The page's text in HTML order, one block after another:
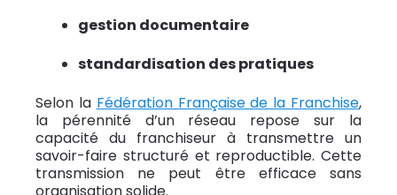
gestion documentaire
standardisation des pratiques
Selon la Fédération Française de la Franchise,
la pérennité d’un réseau repose sur la
capacité du franchiseur à transmettre un
savoir-faire structuré et reproductible. Cette
transmission ne peut être efficace sans